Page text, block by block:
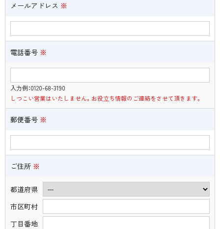
メールアドレス ※
電話番号 ※
入力例：0120-68-3190
しつこい営業はいたしません。お役立ち情報のご連絡をさせて頂きます。
郵便番号 ※
ご住所 ※
都道府県
市区町村
丁目番地